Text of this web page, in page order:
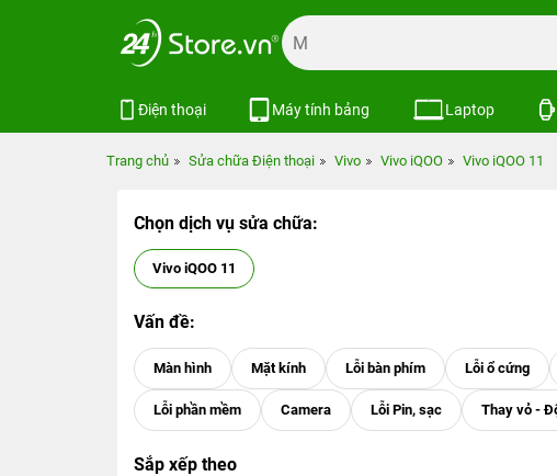
Điện thoại Máy tính bảng Laptop
Trang chủ Sửa chữa Điện thoại Vivo Vivo iQOO Vivo iQOO 11
Chọn dịch vụ sửa chữa:
Vivo iQOO 11
Vấn đề:
Sắp xếp theo